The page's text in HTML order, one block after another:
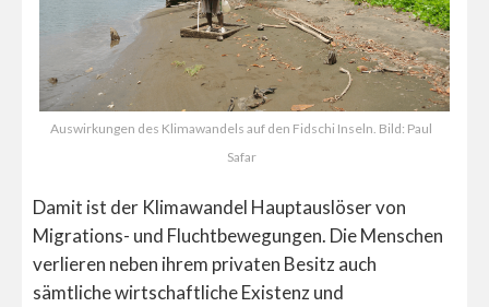
Auswirkungen des Klimawandels auf den Fidschi Inseln. Bild: Paul
Safar
Damit ist der Klimawandel Hauptauslöser von
Migrations- und Fluchtbewegungen. Die Menschen
verlieren neben ihrem privaten Besitz auch
sämtliche wirtschaftliche Existenz und